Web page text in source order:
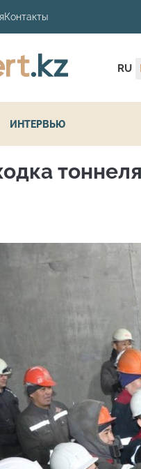
Контакты
RU
ИНТЕРВЬЮ